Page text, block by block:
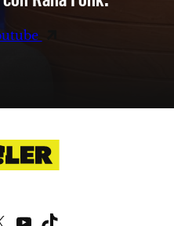
X YouTube